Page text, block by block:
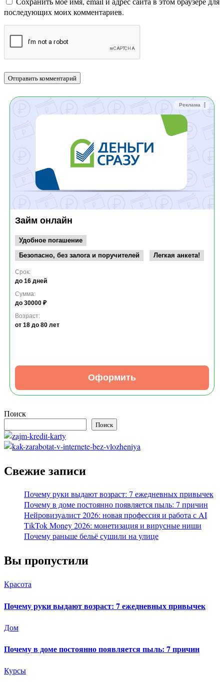
последующих моих комментариев.
Реклама
Займ онлайн
Удобное погашение
Безопасно, без залога и поручителей
Легкая анкета!
Срок:
до 16 дней
Сумма:
до 30000 ₽
Возраст:
от 18 до 80 лет
Оформить
Поиск
Поиск
Свежие записи
Почему руки выдают возраст: 7 ежедневных привычек
Почему в доме постоянно появляется пыль: 7 причин
Нейровизуалист 2026: новая профессия и работа с AI
TikTok Money 2026: монетизация и вирусные ниши
Почему раньше бельё сушили на улице
Вы пропустили
Красота
Почему руки выдают возраст: 7 ежедневных привычек
Дом
Почему в доме постоянно появляется пыль: 7 причин
Курсы